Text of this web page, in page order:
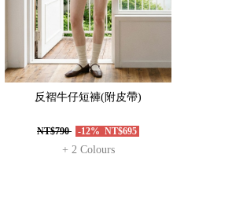
反褶牛仔短褲(附皮帶)
NT$790 -12% NT$695
+ 2 Colours